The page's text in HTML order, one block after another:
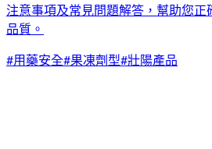
注意事項及常見問題解答，幫助您正
品質。
#用藥安全#果凍劑型#壯陽產品